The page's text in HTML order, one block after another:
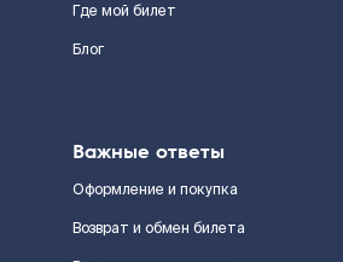
Где мой билет
Блог
Важные ответы
Оформление и покупка
Возврат и обмен билета